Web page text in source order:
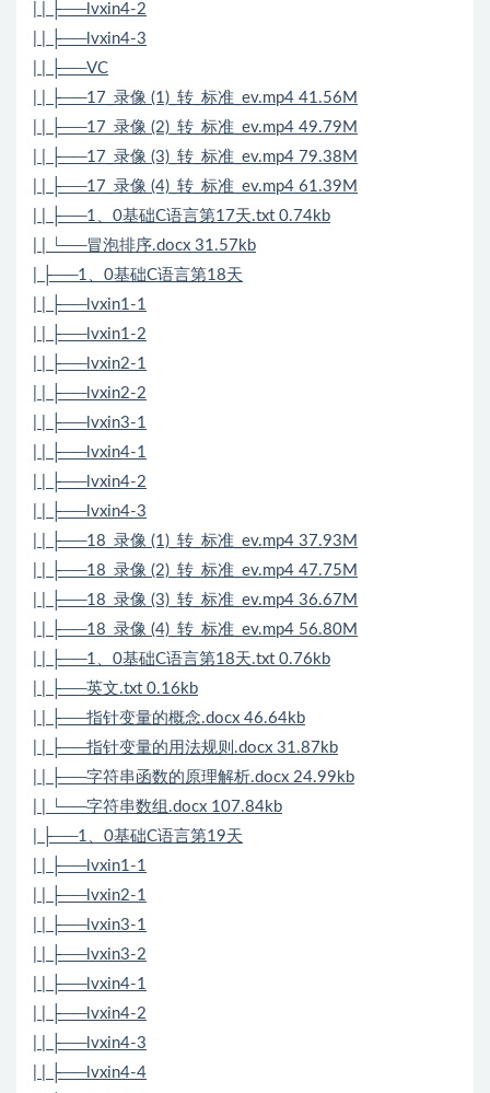
| | ├──lvxin4-2
| | ├──lvxin4-3
| | ├──VC
| | ├──17_录像 (1)_转_标准_ev.mp4 41.56M
| | ├──17_录像 (2)_转_标准_ev.mp4 49.79M
| | ├──17_录像 (3)_转_标准_ev.mp4 79.38M
| | ├──17_录像 (4)_转_标准_ev.mp4 61.39M
| | ├──1、0基础C语言第17天.txt 0.74kb
| | └──冒泡排序.docx 31.57kb
| ├──1、0基础C语言第18天
| | ├──lvxin1-1
| | ├──lvxin1-2
| | ├──lvxin2-1
| | ├──lvxin2-2
| | ├──lvxin3-1
| | ├──lvxin4-1
| | ├──lvxin4-2
| | ├──lvxin4-3
| | ├──18_录像 (1)_转_标准_ev.mp4 37.93M
| | ├──18_录像 (2)_转_标准_ev.mp4 47.75M
| | ├──18_录像 (3)_转_标准_ev.mp4 36.67M
| | ├──18_录像 (4)_转_标准_ev.mp4 56.80M
| | ├──1、0基础C语言第18天.txt 0.76kb
| | ├──英文.txt 0.16kb
| | ├──指针变量的概念.docx 46.64kb
| | ├──指针变量的用法规则.docx 31.87kb
| | ├──字符串函数的原理解析.docx 24.99kb
| | └──字符串数组.docx 107.84kb
| ├──1、0基础C语言第19天
| | ├──lvxin1-1
| | ├──lvxin2-1
| | ├──lvxin3-1
| | ├──lvxin3-2
| | ├──lvxin4-1
| | ├──lvxin4-2
| | ├──lvxin4-3
| | ├──lvxin4-4